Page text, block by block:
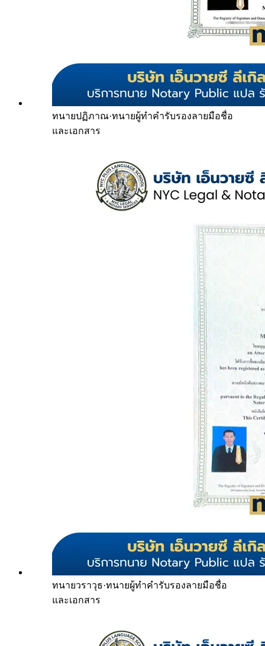
ทนายปฏิภาณ·ทนายผู้ทำคำรับรองลายมือชื่อ
และเอกสาร
ทนายวราวุธ·ทนายผู้ทำคำรับรองลายมือชื่อ
และเอกสาร